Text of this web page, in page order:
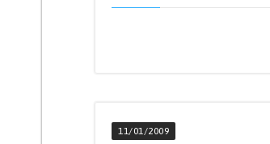
11/01/2009